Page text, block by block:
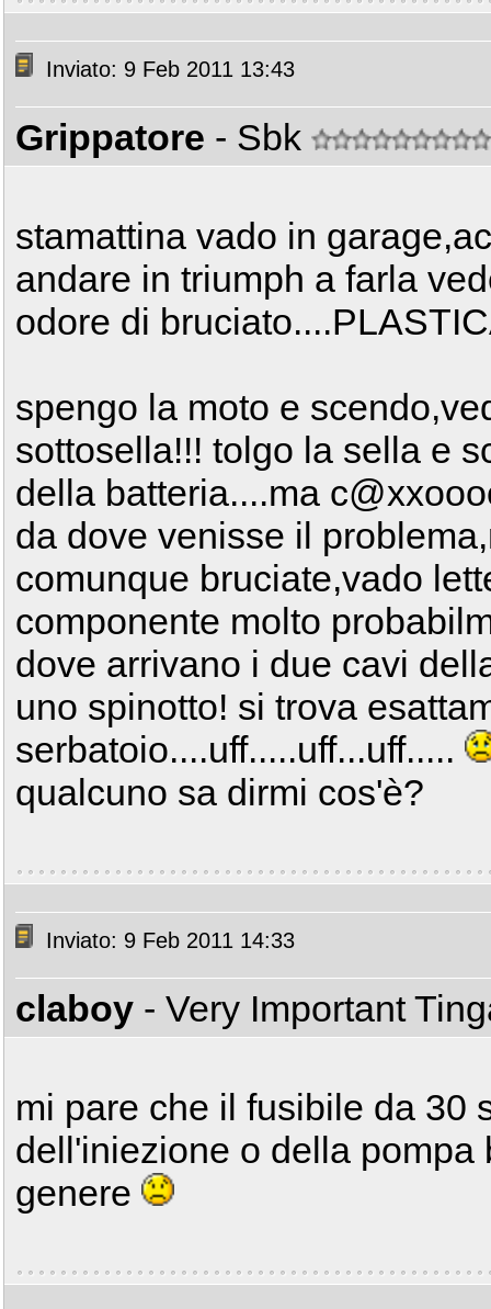
Inviato: 9 Feb 2011 13:43
Grippatore - Sbk
stamattina vado in
andare in triumph a farla
odore di
spengo la moto e
sottosella!!! tolgo la sella e
della batteria....ma
da dove venisse il
comunque bruciate,vado
componente molto
dove arrivano i due cavi
uno spinotto! si trova
serbatoio....uff.....uff...uff.....
qualcuno sa dirmi cos'è?
Inviato: 9 Feb 2011 14:33
claboy - Very Important
mi pare che il fusibile da 30
dell'iniezione o della pompa
genere